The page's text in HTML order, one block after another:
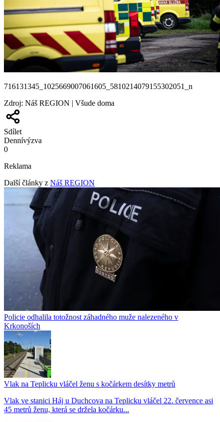
716131345_1025669007061605_5810214079155302051_n
Zdroj: Náš REGION | Všude doma
Sdílet
Dennívýzva
0
Reklama
Další články z Náš REGION
Policie odhalila totožnost záhadného muže nalezeného v
Krkonoších
Vlak na Teplicku vláčel ženu s kočárkem desítky metrů
Vlak ve stanici Háj u Duchcova na Teplicku vláčel 22. července asi
45 metrů ženu, která se držela kočárku...